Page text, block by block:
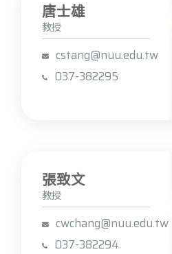
唐士雄
教授
cstang@nuu.edu.tw
037-382295
張致文
教授
cwchang@nuu.edu.tw
037-382294